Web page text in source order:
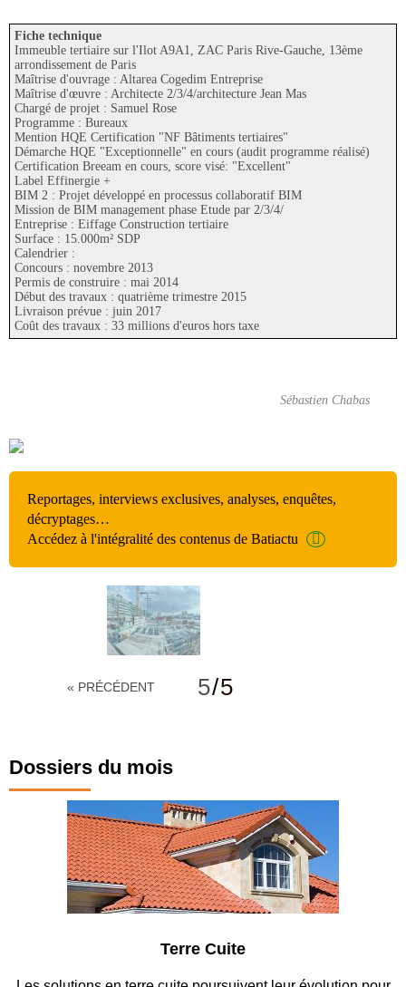
Fiche technique
Immeuble tertiaire sur l'Ilot A9A1, ZAC Paris Rive-Gauche, 13ème
arrondissement de Paris
Maîtrise d'ouvrage : Altarea Cogedim Entreprise
Maîtrise d'œuvre : Architecte 2/3/4/architecture Jean Mas
Chargé de projet : Samuel Rose
Programme : Bureaux
Mention HQE Certification "NF Bâtiments tertiaires"
Démarche HQE "Exceptionnelle" en cours (audit programme réalisé)
Certification Breeam en cours, score visé: "Excellent"
Label Effinergie +
BIM 2 : Projet développé en processus collaboratif BIM
Mission de BIM management phase Etude par 2/3/4/
Entreprise : Eiffage Construction tertiaire
Surface : 15.000m² SDP
Calendrier :
Concours : novembre 2013
Permis de construire : mai 2014
Début des travaux : quatrième trimestre 2015
Livraison prévue : juin 2017
Coût des travaux : 33 millions d'euros hors taxe
Sébastien Chabas
Reportages, interviews exclusives, analyses, enquêtes,
décryptages…
Accédez à l'intégralité des contenus de Batiactu
« PRÉCÉDENT 5/5
Dossiers du mois